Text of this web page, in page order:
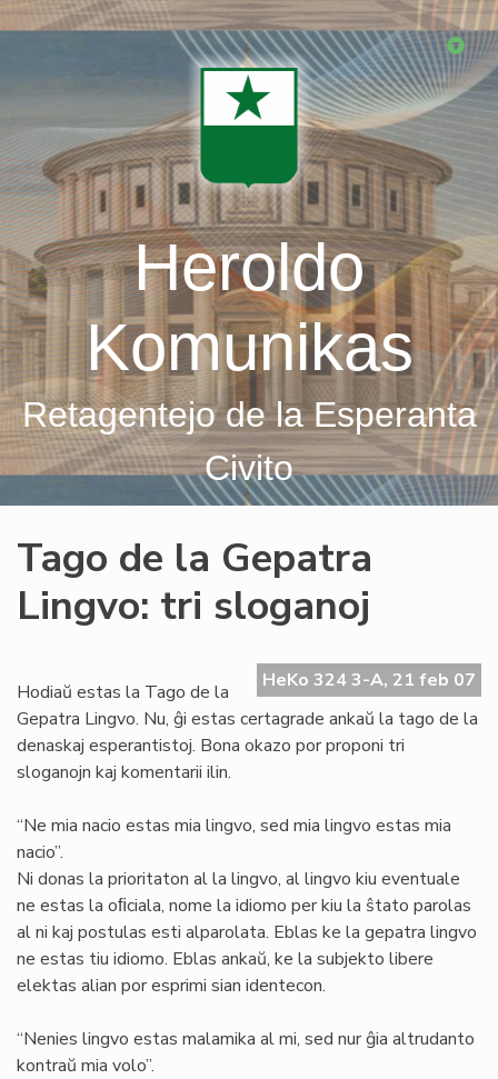
Skip
Heroldo
Komunikas
Retagentejo de la Esperanta
Civito
Tago de la Gepatra
Lingvo: tri sloganoj
HeKo 324 3-A, 21 feb 07
Hodiaŭ estas la Tago de la
Gepatra Lingvo. Nu, ĝi estas certagrade ankaŭ la tago de la
denaskaj esperantistoj. Bona okazo por proponi tri
sloganojn kaj komentarii ilin.
“Ne mia nacio estas mia lingvo, sed mia lingvo estas mia
nacio”.
Ni donas la prioritaton al la lingvo, al lingvo kiu eventuale
ne estas la oﬁciala, nome la idiomo per kiu la ŝtato parolas
al ni kaj postulas esti alparolata. Eblas ke la gepatra lingvo
ne estas tiu idiomo. Eblas ankaŭ, ke la subjekto libere
elektas alian por esprimi sian identecon.
“Nenies lingvo estas malamika al mi, sed nur ĝia altrudanto
kontraŭ mia volo”.